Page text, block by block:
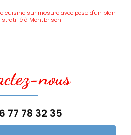
cuisine sur mesure avec pose d'un plan
stratifié à Montbrison
nous
77 78 32 35